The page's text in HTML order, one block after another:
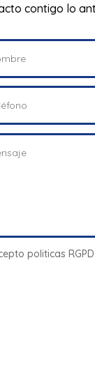
contigo lo
politicas RGPD